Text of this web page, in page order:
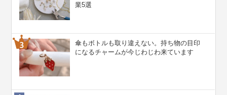
業5選
傘もボトルも取り違えない。持ち物の目印
になるチャームが今じわじわ来ています